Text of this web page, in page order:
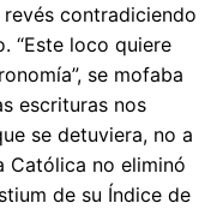
contradiciendo
“Este loco quiere
se mofaba
escrituras nos
se detuviera, no a
Católica no eliminó
de su Índice de